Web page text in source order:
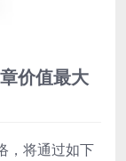
价值最大
，将通过如下